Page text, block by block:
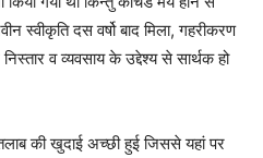
स्वीकृति दस वर्षो बाद मिला, गहरीकरण
व व्यवसाय के उद्देश्य से सार्थक हो
की खुदाई अच्छी हुई जिससे यहां पर